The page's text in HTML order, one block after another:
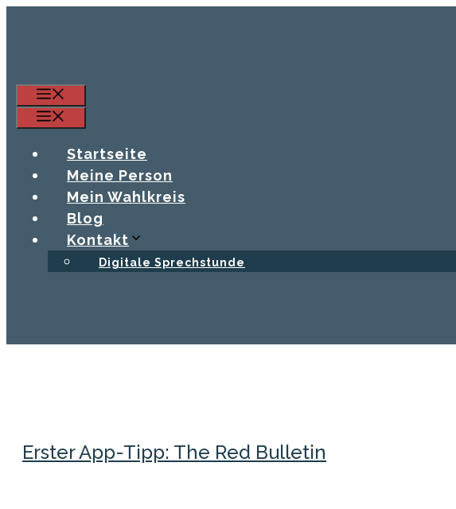
Startseite
Meine Person
Mein Wahlkreis
Blog
Kontakt
Digitale Sprechstunde
Erster App-Tipp: The Red Bulletin